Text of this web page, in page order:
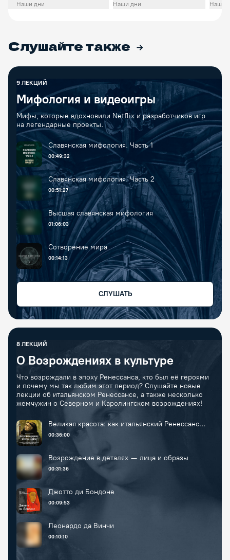
Наши дни
Наши дни
Наши
Слушайте также
9 ЛЕКЦИЙ
Мифология и видеоигры
Мифы, которые вдохновили Netflix и разработчиков игр
на легендарные проекты.
Славянская мифология. Часть 1
00:49:32
Славянская мифология. Часть 2
00:51:27
Высшая славянская мифология
01:06:03
Сотворение мира
00:14:13
СЛУШАТЬ
8 ЛЕКЦИЙ
О Возрождениях в культуре
Что возрождали в эпоху Ренессанса, кто был её героями
и почему мы так любим этот период? Слушайте новые
лекции об итальянском Ренессансе, а также несколько
жемчужин о Северном и Каролингском возрождениях!
Великая красота: как итальянский Ренессанс
изменил мир
00:36:00
Возрождение в деталях — лица и образы
00:31:36
Джотто ди Бондоне
00:09:53
Леонардо да Винчи
00:10:10